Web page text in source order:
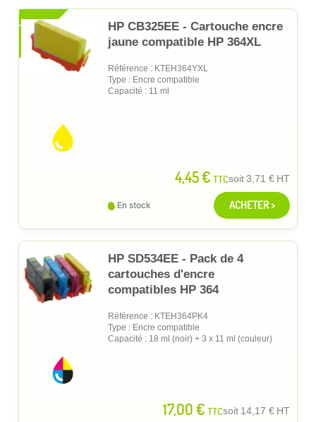
XL
HP CB325EE - Cartouche encre
jaune compatible HP 364XL
Référence : KTEH364YXL
Type : Encre compatible
Capacité : 11 ml
4,45 € TTCsoit3,71 € HT
En stock ACHETER >
HP SD534EE - Pack de 4
cartouches d'encre
compatibles HP 364
Référence : KTEH364PK4
Type : Encre compatible
Capacité : 18 ml (noir) + 3 x 11 ml (couleur)
17,00 € TTCsoit 14,17 € HT